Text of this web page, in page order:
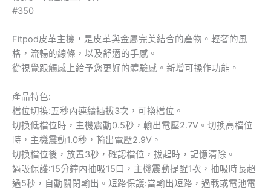
#350
Fitpod皮革主機，是皮革與金屬完美結合的產物。輕奢的風
格，流暢的線條，以及舒適的手感。
從視覺跟觸感上給予您更好的體驗感。新增可操作功能。
產品特色:
檔位切換:五秒內連續插拔3次，可換檔位。
切換低檔位時，主機震動0.5秒，輸出電壓2.7V。切換高檔位
時，主機震動1.0秒，輸出電壓2.9V。
切換檔位後，放置3秒，確認檔位，拔起時，記憶清除。
過吸保護:15分鐘內抽吸15口，主機震動提醒1次，抽吸時長超
過5秒，自動關閉輸出。短路保護:當輸出短路，過載或電池電